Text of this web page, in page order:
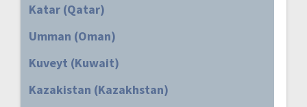
Katar (Qatar)
Umman (Oman)
Kuveyt (Kuwait)
Kazakistan (Kazakhstan)